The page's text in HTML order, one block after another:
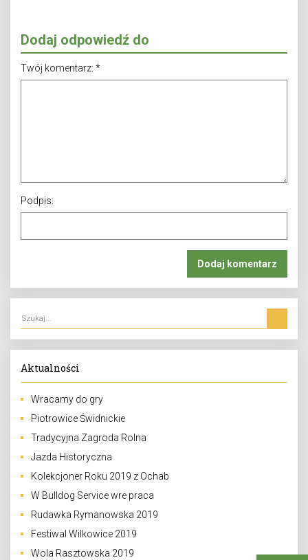
Dodaj odpowiedź do
Twój komentarz: *
Podpis:
Aktualności
Wracamy do gry
Piotrowice Świdnickie
Tradycyjna Zagroda Rolna
Jazda Historyczna
Kolekcjoner Roku 2019 z Ochab
W Bulldog Service wre praca
Rudawka Rymanowska 2019
Festiwal Wilkowice 2019
Wola Rasztowska 2019